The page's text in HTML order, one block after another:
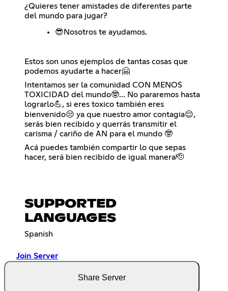
¿Quieres tener amistades de diferentes parte
del mundo para jugar?
😎Nosotros te ayudamos.
Estos son unos ejemplos de tantas cosas que
podemos ayudarte a hacer🤗
Intentamos ser la comunidad CON MENOS
TOXICIDAD del mundo🤓... No pararemos hasta
lograrlo💪, si eres toxico también eres
bienvenido😒 ya que nuestro amor contagia😌,
serás bien recibido y querrás transmitir el
carisma / cariño de AN para el mundo 🤓
Acá puedes también compartir lo que sepas
hacer, será bien recibido de igual manera🫡
SUPPORTED
LANGUAGES
Spanish
Join Server
Share Server